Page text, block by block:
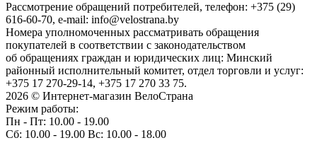
Рассмотрение обращений потребителей, телефон: +375 (29)
616-60-70, e-mail: info@velostrana.by
Номера уполномоченных рассматривать обращения
покупателей в соответствии с законодательством
об обращениях граждан и юридических лиц: Минский
районный исполнительный комитет, отдел торговли и услуг:
+375 17 270-29-14, +375 17 270 33 75.
2026 © Интернет-магазин ВелоСтрана
Режим работы:
Пн - Пт: 10.00 - 19.00
Сб: 10.00 - 19.00 Вс: 10.00 - 18.00